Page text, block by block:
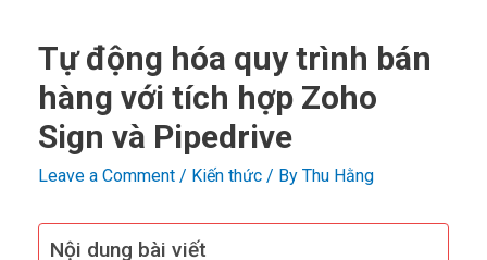
Tự động hóa quy trình bán
hàng với tích hợp Zoho
Sign và Pipedrive
Leave a Comment / Kiến thức / By Thu Hằng
Nội dung bài viết